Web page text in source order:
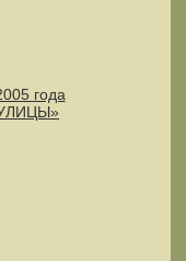
года